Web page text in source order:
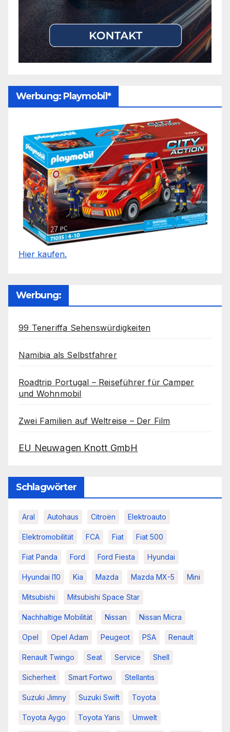
Werbung: Playmobil*
Hier kaufen.
Werbung:
99 Teneriffa Sehenswürdigkeiten
Namibia als Selbstfahrer
Roadtrip Portugal – Reiseführer für Camper
und Wohnmobil
Zwei Familien auf Weltreise – Der Film
EU Neuwagen Knott GmbH
Schlagwörter
Aral Autohaus Citroën Elektroauto
Elektromobilität FCA Fiat Fiat 500
Fiat Panda Ford Ford Fiesta Hyundai
Hyundai I10 Kia Mazda Mazda MX-5 Mini
Mitsubishi Mitsubishi Space Star
Nachhaltige Mobilität Nissan Nissan Micra
Opel Opel Adam Peugeot PSA Renault
Renault Twingo Seat Service Shell
Sicherheit Smart Fortwo Stellantis
Suzuki Jimny Suzuki Swift Toyota
Toyota Aygo Toyota Yaris Umwelt